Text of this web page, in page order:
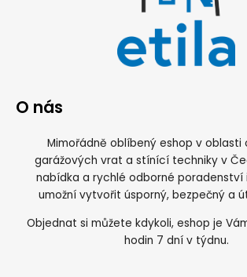
O nás
Mimořádně oblíbený eshop v oblasti
garážových vrat a stínící techniky v
nabídka a rychlé odborné poradenství
umožní vytvořit úsporný, bezpečný a
Objednat si můžete kdykoli, eshop je
hodin 7 dní v týdnu.